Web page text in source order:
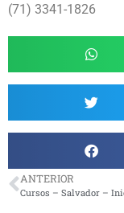
(71) 3341-1826
ANTERIOR